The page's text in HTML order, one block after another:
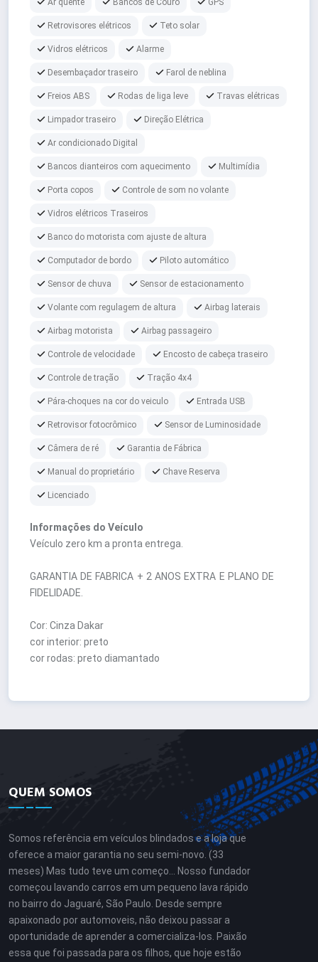
Retrovisores elétricos Teto solar
Vidros elétricos Alarme
Desembaçador traseiro Farol de neblina
Freios ABS Rodas de liga leve Travas elétricas
Limpador traseiro Direção Elétrica
Ar condicionado Digital
Bancos dianteiros com aquecimento Multimídia
Porta copos Controle de som no volante
Vidros elétricos Traseiros
Banco do motorista com ajuste de altura
Computador de bordo Piloto automático
Sensor de chuva Sensor de estacionamento
Volante com regulagem de altura Airbag laterais
Airbag motorista Airbag passageiro
Controle de velocidade Encosto de cabeça traseiro
Controle de tração Tração 4x4
Pára-choques na cor do veiculo Entrada USB
Retrovisor fotocrômico Sensor de Luminosidade
Câmera de ré Garantia de Fábrica
Manual do proprietário Chave Reserva
Licenciado
Informações do Veículo
Veículo zero km a pronta entrega.
GARANTIA DE FABRICA + 2 ANOS EXTRA E PLANO DE
FIDELIDADE.
Cor: Cinza Dakar
cor interior: preto
cor rodas: preto diamantado
QUEM SOMOS
Somos referência em veículos blindados e a loja que
oferece a maior garantia no seu semi-novo. (33
meses) Mas tudo teve um começo… Nosso fundador
começou lavando carros em um pequeno lava rápido
no bairro do Jaguaré, São Paulo. Desde sempre
apaixonado por automoveis, não deixou passar a
oportunidade de aprender a comercializa-los. Paixão
essa que foi passada para os filhos, que hoje estão